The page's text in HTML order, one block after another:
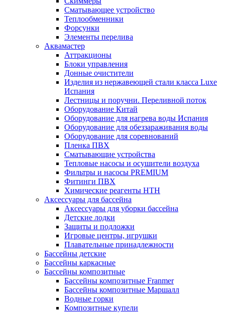
Сматывающее устройство
Теплообменники
Форсунки
Элементы перелива
Аквамастер
Аттракционы
Блоки управления
Донные очистители
Изделия из нержавеющей стали класса Luxe
Испания
Лестницы и поручни. Переливной поток
Оборудование Китай
Оборудование для нагрева воды Испания
Оборудование для обеззараживания воды
Оборудование для соревнований
Пленка ПВХ
Сматывающие устройства
Тепловые насосы и осушители воздуха
Фильтры и насосы PREMIUM
Фитинги ПВХ
Химические реагенты HTH
Аксессуары для бассейна
Аксессуары для уборки бассейна
Детские лодки
Защиты и подложки
Игровые центры, игрушки
Плавательные принадлежности
Бассейны детские
Бассейны каркасные
Бассейны композитные
Бассейны композитные Franmer
Бассейны композитные Маршалл
Водные горки
Композитные купели